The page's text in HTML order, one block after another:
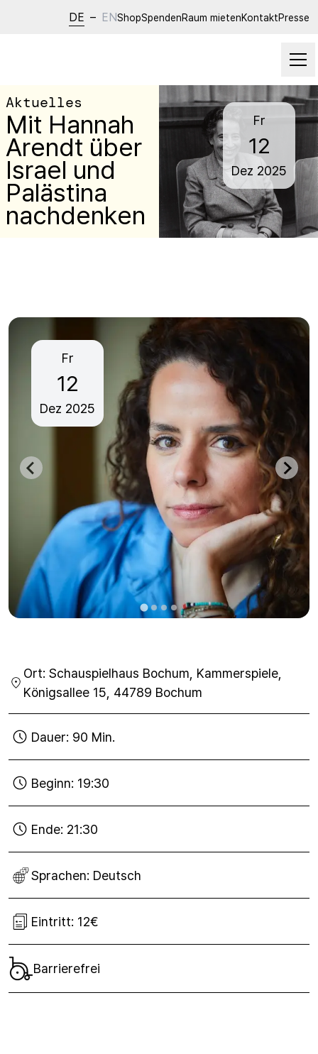
DE – ENShopSpendenRaum mietenKontaktPresse
Aktuelles
Mit Hannah
Arendt über
Israel und
Palästina
nachdenken
Fr
12
Dez 2025
Fr
12
Dez 2025
Ort: Schauspielhaus Bochum, Kammerspiele,
Königsallee 15, 44789 Bochum
Dauer: 90 Min.
Beginn: 19:30
Ende: 21:30
Sprachen: Deutsch
Eintritt: 12€
Barrierefrei